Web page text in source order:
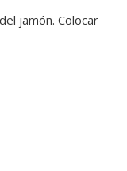
jamón. Colocar